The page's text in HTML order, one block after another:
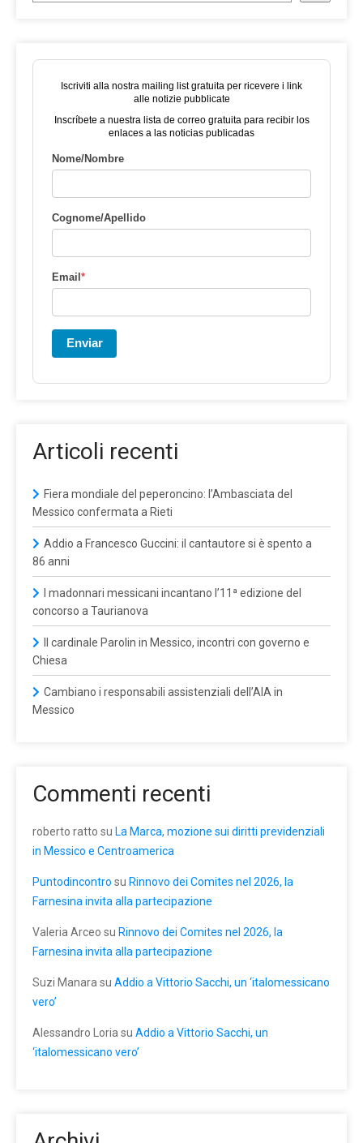
Iscriviti alla nostra mailing list gratuita per ricevere i link
alle notizie pubblicate
Inscríbete a nuestra lista de correo gratuita para recibir los
enlaces a las noticias publicadas
Nome/Nombre
Cognome/Apellido
Email *
Enviar
Articoli recenti
Fiera mondiale del peperoncino: l’Ambasciata del
Messico confermata a Rieti
Addio a Francesco Guccini: il cantautore si è spento a
86 anni
I madonnari messicani incantano l’11ª edizione del
concorso a Taurianova
Il cardinale Parolin in Messico, incontri con governo e
Chiesa
Cambiano i responsabili assistenziali dell’AIA in
Messico
Commenti recenti
roberto ratto su La Marca, mozione sui diritti previdenziali
in Messico e Centroamerica
Puntodincontro su Rinnovo dei Comites nel 2026, la
Farnesina invita alla partecipazione
Valeria Arceo su Rinnovo dei Comites nel 2026, la
Farnesina invita alla partecipazione
Suzi Manarasu Addio a Vittorio Sacchi, un ‘italomessicano
vero’
Alessandro Loriasu Addio a Vittorio Sacchi, un
‘italomessicano vero’